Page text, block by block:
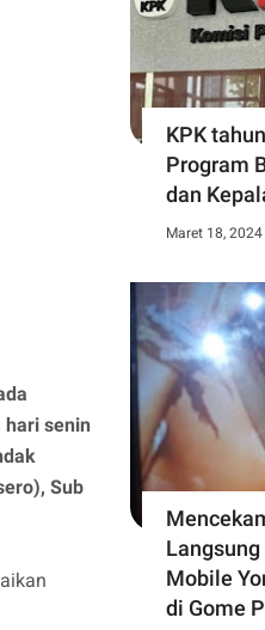
hari senin
Sub
KPK
Program
dan
Maret 18, 2024
Mobile
di Gome